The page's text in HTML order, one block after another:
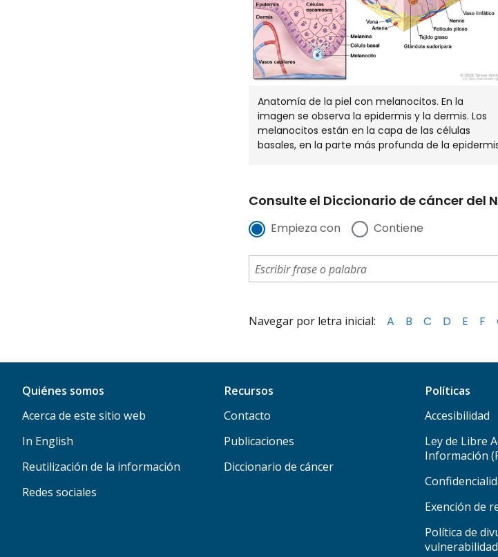
Anatomía de la piel con melanocitos. En la
imagen se observa la epidermis y la dermis. Los
melanocitos están en la capa de las células
basales, en la parte más profunda de la
Consulte el Diccionario de cáncer del
Empieza con Contiene
Navegar por letra inicial: A B C D E F
Quiénes somos
Acerca de este sitio web
In English
Reutilización de la información
Redes sociales
Recursos
Contacto
Publicaciones
Diccionario de cáncer
Políticas
Accesibilidad
Ley de Libre
Información
Exención de
Política de